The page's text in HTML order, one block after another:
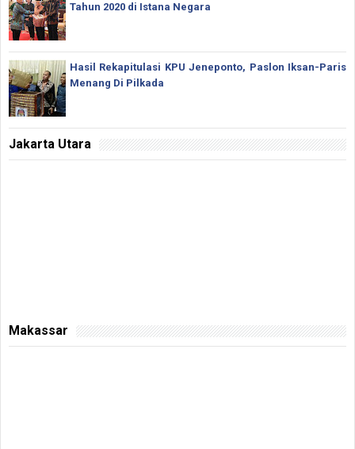
Tahun 2020 di Istana Negara
Hasil Rekapitulasi KPU Jeneponto, Paslon Iksan-Paris
Menang Di Pilkada
Jakarta Utara
Makassar